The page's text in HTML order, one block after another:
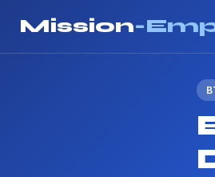
Mission-